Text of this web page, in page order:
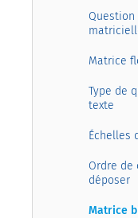
Matrice
Type de
texte
Échelles
Ordre de
déposer
Matrice